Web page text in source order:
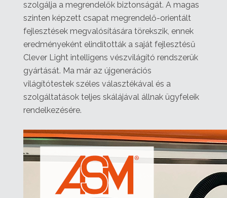
szolgálja a megrendelők biztonságát. A magas
szinten képzett csapat megrendelő-orientált
fejlesztések megvalósítására törekszik, ennek
eredményeként elindították a saját fejlesztésű
Clever Light intelligens vészvilágító rendszerük
gyártását. Ma már az újgenerációs
világítótestek széles választékával és a
szolgáltatások teljes skálájával állnak ügyfeleik
rendelkezésére.